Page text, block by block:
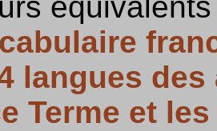
équivalents
langues
Terme et